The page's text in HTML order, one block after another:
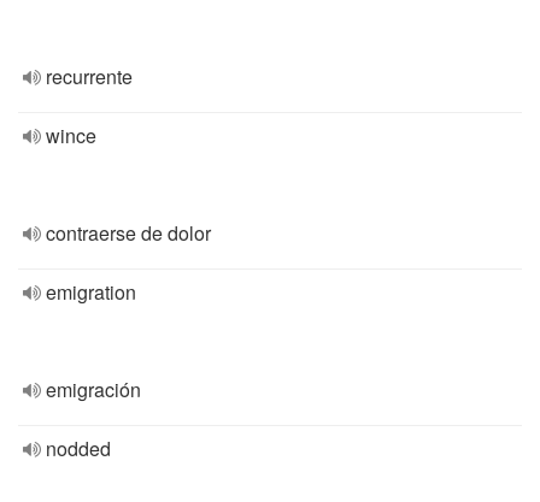
recurrente
wince
contraerse de dolor
emigration
emigración
nodded